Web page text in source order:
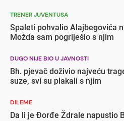
TRENER JUVENTUSA
Spaleti pohvalio Alajbegovića
Možda sam pogriješio s njim
DUGO NIJE BIO U JAVNOSTI
Bh. pjevač doživio najveću
suze, svi su plakali s njim
DILEME
Da li je Đorđe Ždrale napustio